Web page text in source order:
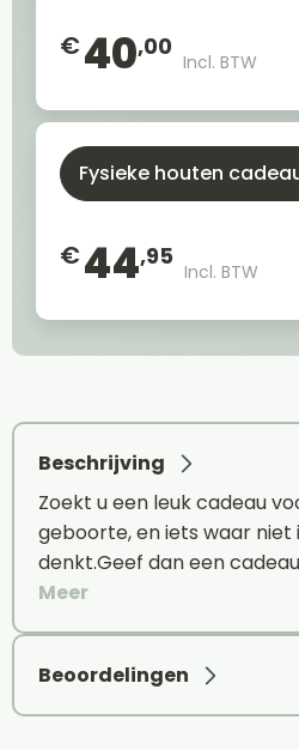
€40,00
Incl. BTW
Fysieke houten
€44,95
Incl. BTW
Beschrijving
Zoekt u een leuk cadeau
geboorte, en iets waar niet
denkt.Geef dan een
Meer
Beoordelingen